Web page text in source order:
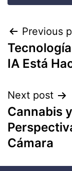
Previous
IA Está
Next post
Cannabis
Cámara